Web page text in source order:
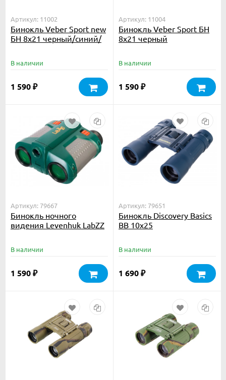
Артикул: 11002
Бинокль Veber Sport new
БН 8x21 черный/синий/
В наличии
1 590 ₽
Артикул: 11004
Бинокль Veber Sport БН
8x21 черный
В наличии
1 590 ₽
Артикул: 79667
Бинокль ночного
видения Levenhuk LabZZ
В наличии
1 590 ₽
Артикул: 79651
Бинокль Discovery Basics
BB 10x25
В наличии
1 690 ₽